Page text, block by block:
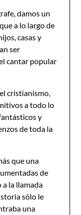
damos un
a lo largo de
casas y
ser
cantar popular
cristianismo,
a todo lo
y
de toda la
que una
de
a la llamada
sólo le
una